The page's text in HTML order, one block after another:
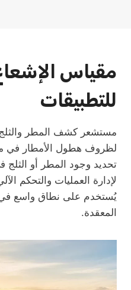
مقياس
للتطبيقات
مستشعر كشف المطر والثلج
لظروف هطول الأمطار في
تحديد وجود المطر أو
لإدارة العمليات والتحكم
يُستخدم على نطاق واسع في
المعقدة.